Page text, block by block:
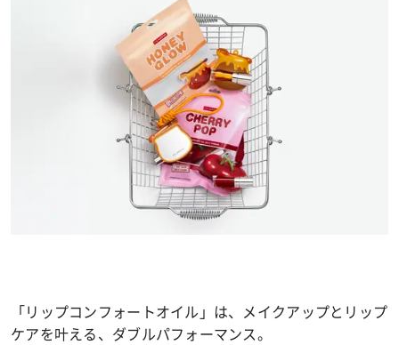
「リップコンフォートオイル」は、メイクアップとリップ
ケアを叶える、ダブルパフォーマンス。